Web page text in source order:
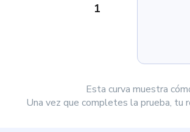
1
Esta curva muestra
Una vez que completes la prueba, tu